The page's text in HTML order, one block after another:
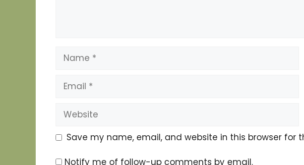
Name
Email
Website
Save my name, email, and website in this browser for
Notify me of follow-up comments by email.